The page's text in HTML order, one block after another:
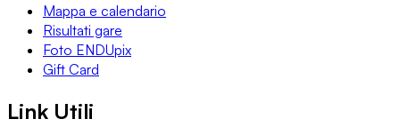
Mappa e calendario
Risultati gare
Foto ENDUpix
Gift Card
Link Utili